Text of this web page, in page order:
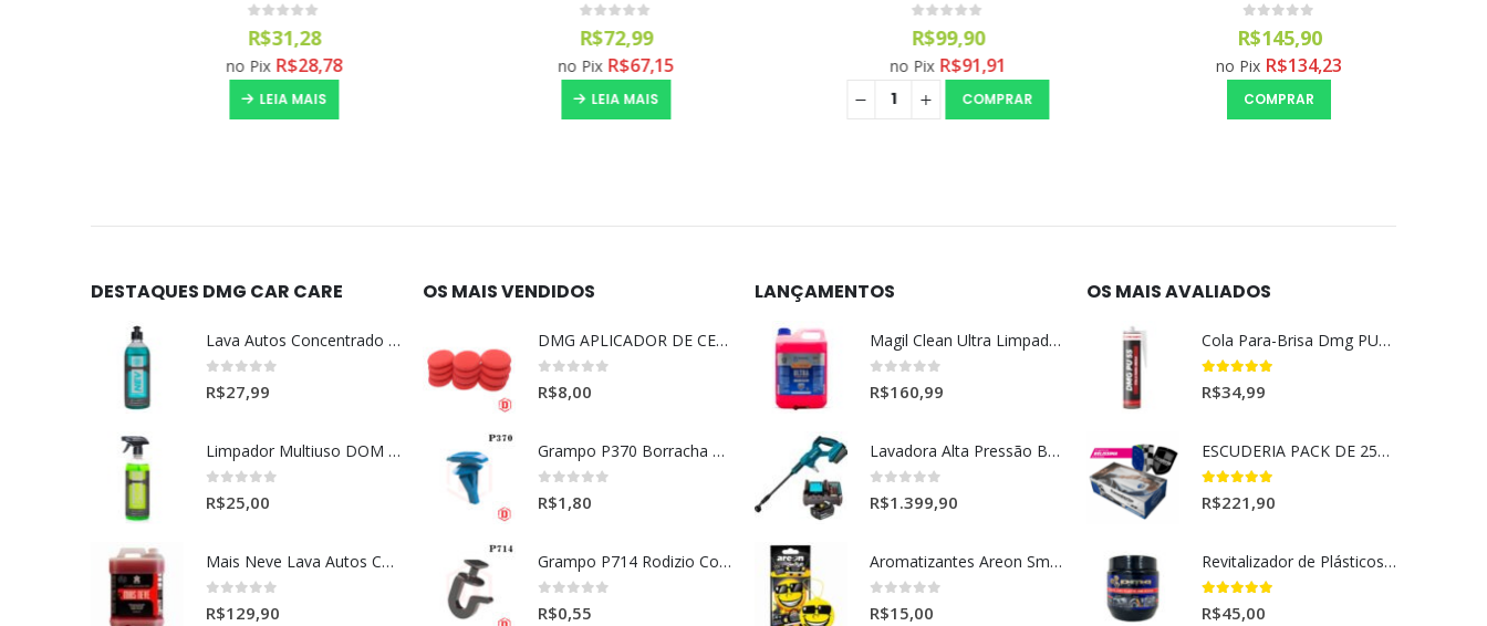
out of 5
31,28
no Pix R$28,78
LEIA MAIS
out of 5
72,99
no Pix R$67,15
LEIA MAIS
out of 5
99,90
no Pix R$91,91
COMPRAR
out of 5
145,90
no Pix R$134,23
COMPRAR
DESTAQUES DMG CAR CARE
Lava Autos Concentrado NEV (nevada) 1:400 (500ml)
out of 5
R$27,99
Limpador Multiuso DOM (Dominos) Dmg Pronto P/Uso (500ml)
out of 5
R$25,00
Mais Neve Lava Autos Concentrado 1:400 X-SHINE 5Litros
out of 5
R$129,90
OS MAIS VENDIDOS
DMG APLICADOR DE CERA ULTRA MACIO VERMELHO l
out of 5
R$8,00
Grampo P370 Borracha Porta (HONDA-TOYOTA)
out of 5
R$1,80
Grampo P714 Rodizio Cortina (VOLVO)
out of 5
R$0,55
LANÇAMENTOS
Magil Clean Ultra Limpador AutoClean Uso Geral 5L
out of 5
R$160,99
Lavadora Alta Pressão Bateria 18v 1bat 3a Makita Dhw180zc
out of 5
R$1.399,90
Aromatizantes Areon Smile Black Crystal (1un)
out of 5
R$15,00
OS MAIS AVALIADOS
Cola Para-Brisa Dmg PU55 Secagem Rápida (400gr)
5.00
R$34,99
ESCUDERIA PACK DE 25UN BELISSIMA
5.00
R$221,90
Revitalizador de Plásticos e Borrachas Dmg 220gr
5.00
R$45,00